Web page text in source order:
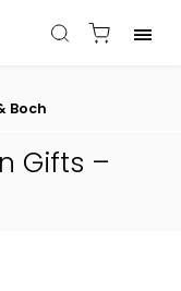
Boch
Gifts –